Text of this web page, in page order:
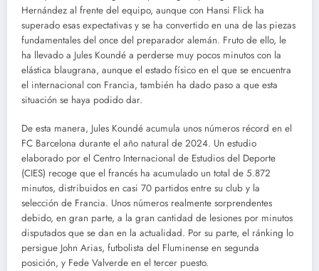
Hernández al frente del equipo, aunque con Hansi Flick ha
superado esas expectativas y se ha convertido en una de las piezas
fundamentales del once del preparador alemán. Fruto de ello, le
ha llevado a Jules Koundé a perderse muy pocos minutos con la
elástica blaugrana, aunque el estado físico en el que se encuentra
el internacional con Francia, también ha dado paso a que esta
situación se haya podido dar.
De esta manera, Jules Koundé acumula unos números récord en el
FC Barcelona durante el año natural de 2024. Un estudio
elaborado por el Centro Internacional de Estudios del Deporte
(CIES) recoge que el francés ha acumulado un total de 5.872
minutos, distribuidos en casi 70 partidos entre su club y la
selección de Francia. Unos números realmente sorprendentes
debido, en gran parte, a la gran cantidad de lesiones por minutos
disputados que se dan en la actualidad. Por su parte, el ránking lo
persigue John Arias, futbolista del Fluminense en segunda
posición, y Fede Valverde en el tercer puesto.